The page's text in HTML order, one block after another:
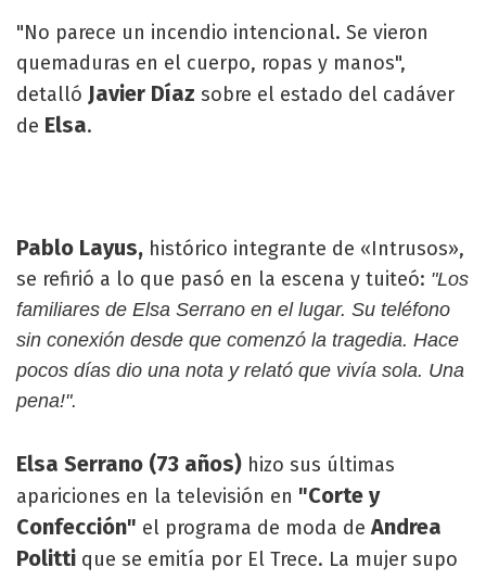
"No parece un incendio intencional. Se vieron
quemaduras en el cuerpo, ropas y manos",
detalló Javier Díaz sobre el estado del cadáver
de Elsa.
Pablo Layus, histórico integrante de «Intrusos»,
se refirió a lo que pasó en la escena y tuiteó: "Los
familiares de Elsa Serrano en el lugar. Su teléfono
sin conexión desde que comenzó la tragedia. Hace
pocos días dio una nota y relató que vivía sola. Una
pena!".
Elsa Serrano (73 años) hizo sus últimas
apariciones en la televisión en "Corte y
Confección" el programa de moda deAndrea
Politti que se emitía por El Trece. La mujer supo